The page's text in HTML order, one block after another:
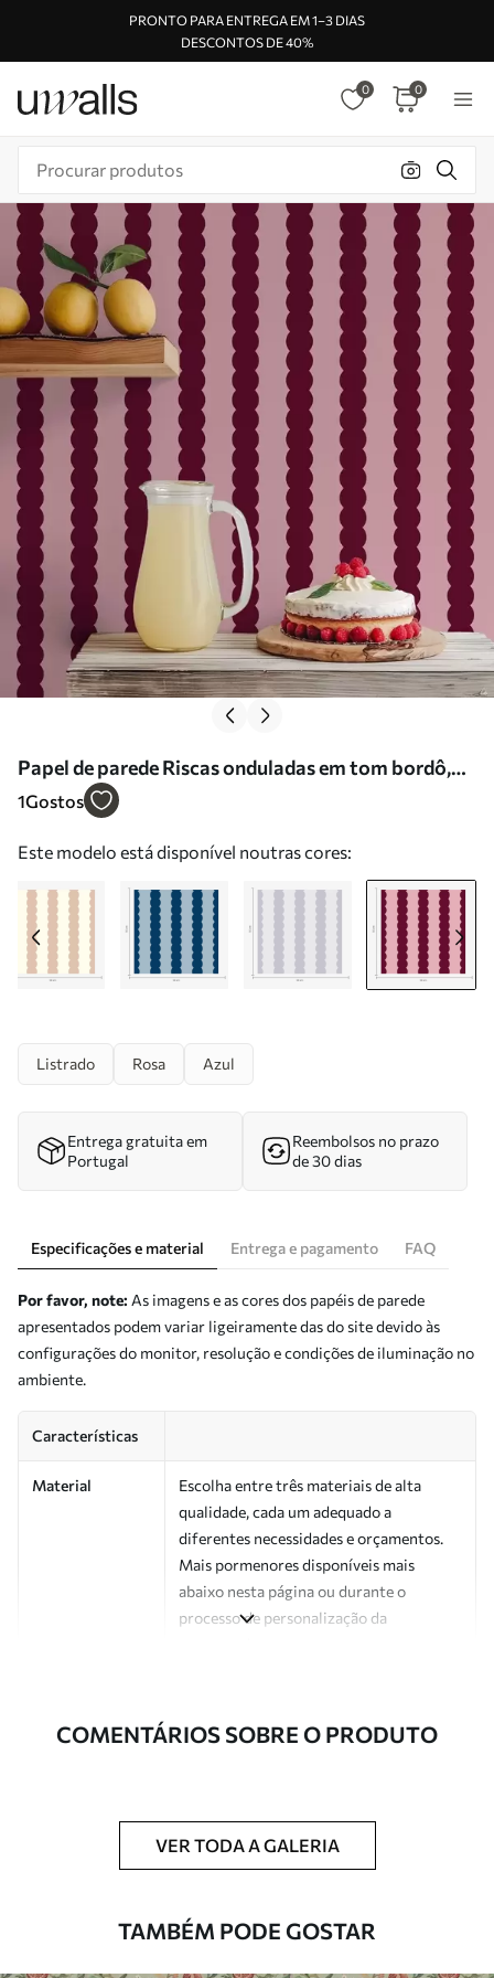
PRONTO PARA ENTREGA EM 1–3 DIAS
DESCONTOS DE 40%
0 0
Papel de parede Riscas onduladas em tom bordô,
em estilo minimalista Nr. a01182v5
1Gostos
Este modelo está disponível noutras cores:
Listrado Rosa Azul
Entrega gratuita em
Portugal
Reembolsos no prazo
de 30 dias
Especificações e material Entrega e pagamento FAQ
Por favor, note: As imagens e as cores dos papéis de parede
apresentados podem variar ligeiramente das do site devido às
configurações do monitor, resolução e condições de iluminação no
ambiente.
Características
Material
Escolha entre três materiais de alta
qualidade, cada um adequado a
diferentes necessidades e orçamentos.
Mais pormenores disponíveis mais
abaixo nesta página ou durante o
processo de personalização da
Número do
a01182v5
Acabamento Semibrilhante.
Impresso sob encomenda e entregue em
adicionais
Disponível com revestimento de verniz
e/ou adesivo para papel de parede.
COMENTÁRIOS SOBRE O PRODUTO
VER TODA A GALERIA
TAMBÉM PODE GOSTAR